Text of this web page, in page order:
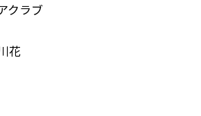
クラブ
花